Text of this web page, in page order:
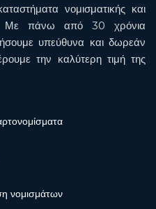
νομισματικής και
Με πάνω από 30 χρόνια
υπεύθυνα και δωρεάν
την καλύτερη τιμή της
νομισμάτων